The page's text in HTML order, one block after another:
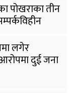
पोखराका तीन
लगेर
दुई जना